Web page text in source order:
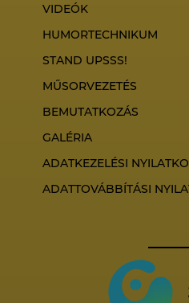
VIDEÓK
HUMORTECHNIKUM
STAND UPSSS!
MŰSORVEZETÉS
BEMUTATKOZÁS
GALÉRIA
ADATKEZELÉSI
ADATTOVÁBBÍTÁSI